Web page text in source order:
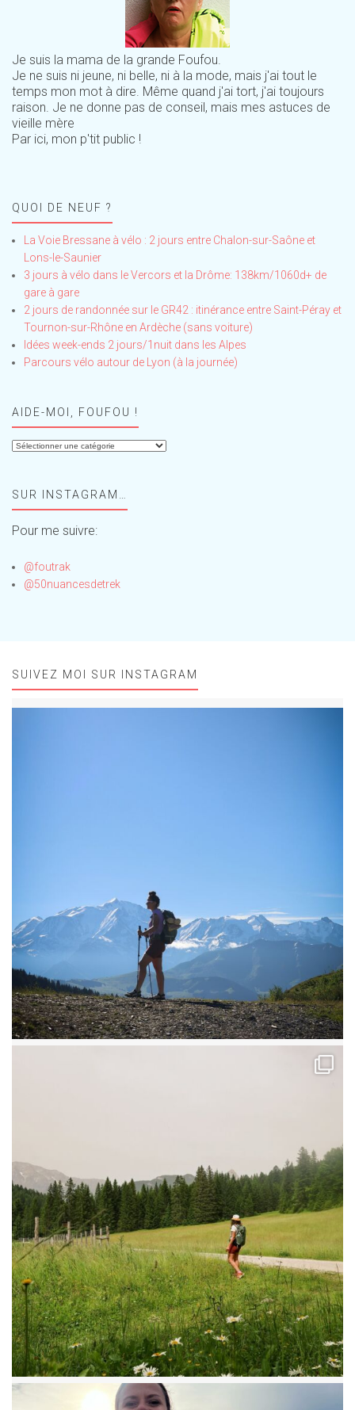
Je suis la mama de la grande Foufou.
Je ne suis ni jeune, ni belle, ni à la mode, mais j'ai tout le
temps mon mot à dire. Même quand j'ai tort, j'ai toujours
raison. Je ne donne pas de conseil, mais mes astuces de
vieille mère
Par ici, mon p'tit public !
QUOI DE NEUF ?
La Voie Bressane à vélo : 2 jours entre Chalon-sur-Saône et
Lons-le-Saunier
3 jours à vélo dans le Vercors et la Drôme: 138km/1060d+ de
gare à gare
2 jours de randonnée sur le GR42 : itinérance entre Saint-Péray et
Tournon-sur-Rhône en Ardèche (sans voiture)
Idées week-ends 2 jours/1nuit dans les Alpes
Parcours vélo autour de Lyon (à la journée)
AIDE-MOI, FOUFOU !
Aide-
!SUR INSTAGRAM…
Pour me suivre:
@foutrak
@50nuancesdetrek
SUIVEZ MOI SUR INSTAGRAM